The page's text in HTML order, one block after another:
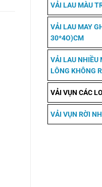
VẢI LAU MÀU
VẢI LAU MAY
30*4O)CM
VẢI LAU NHIỀU
LÔNG KHÔNG
VẢI VỤN CÁC
VẢI VỤN RỜI